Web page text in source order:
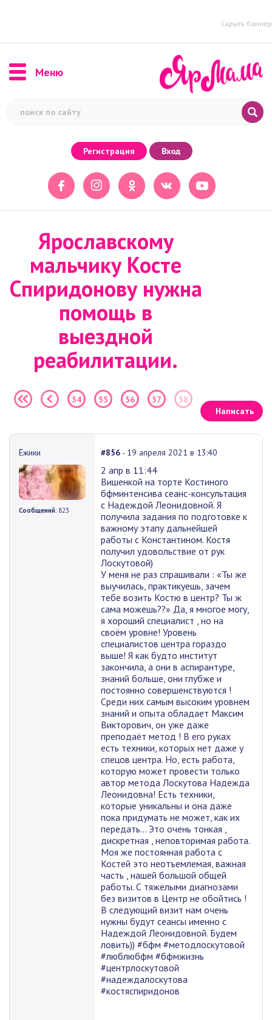
Скрыть баннер
Меню
Регистрация Вход
Ярославскому
мальчику Косте
Спиридонову нужна
помощь в
выездной
реабилитации.
Написать
54 55 56 57 58
Ёжики
Сообщений: 823
#856 - 19 апреля 2021 в 13:40
2 апр в 11:44
Вишенкой на торте Костиного
бфминтенсива сеанс-консультация
с Надеждой Леонидовной. Я
получила задания по подготовке к
важному этапу дальнейшей
работы с Константином. Костя
получил удовольствие от рук
Лоскутовой)
У меня не раз спрашивали : «Ты же
выучилась, практикуешь, зачем
тебе возить Костю в центр? Ты ж
сама можешь??» Да, я многое могу,
я хороший специалист , но на
своём уровне! Уровень
специалистов центра гораздо
выше! Я как будто институт
закончила, а они в аспирантуре,
знаний больше, они глубже и
постоянно совершенствуются !
Среди них самым высоким уровнем
знаний и опыта обладает Максим
Викторович, он уже даже
преподаёт метод ! В его руках
есть техники, которых нет даже у
спецов центра. Но, есть работа,
которую может провести только
автор метода Лоскутова Надежда
Леонидовна! Есть техники,
которые уникальны и она даже
пока придумать не может, как их
передать... Это очень тонкая ,
дискретная , неповторимая работа.
Моя же постоянная работа с
Костей это неотъемлемая, важная
часть , нашей большой общей
работы. С тяжелыми диагнозами
без визитов в Центр не обойтись !
В следующий визит нам очень
нужны будут сеансы именно с
Надеждой Леонидовной. Будем
ловить)) #бфм #методлоскутовой
#люблюбфм #бфмжизнь
#центрлоскутовой
#надеждалоскутова
#костяспиридонов